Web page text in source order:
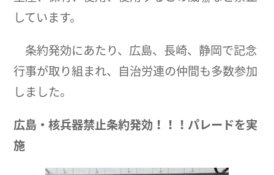
しています。
条約発効にあたり、広島、長崎、静岡で記念
行事が取り組まれ、自治労連の仲間も多数参加
しました。
広島・核兵器禁止条約発効！！！パレードを実
施